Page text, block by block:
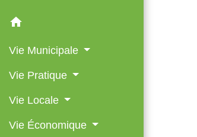
home
Vie Municipale
Vie Pratique
Vie Locale
Vie Économique